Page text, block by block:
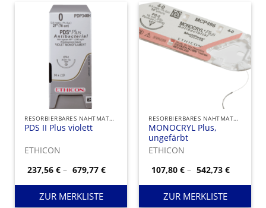
RESORBIERBARES NAHTMATERIAL
PDS II Plus violett
ETHICON
237,56€ – 679,77€Preisspanne:
237,56 €
bis
ZUR MERKLISTE
RESORBIERBARES NAHTMATERIAL
MONOCRYL Plus,
ungefärbt
ETHICON
107,80€ – 542,73€
107,80 €
bis
ZUR MERKLISTE